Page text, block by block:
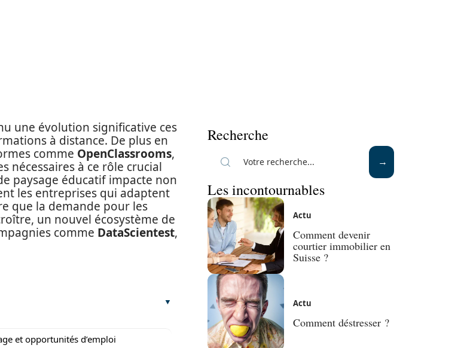
une évolution significative ces
à distance. De plus en
comme OpenClassrooms,
nécessaires à ce rôle crucial
paysage éducatif impacte non
les entreprises qui adaptent
que la demande pour les
un nouvel écosystème de
comme DataScientest,
et opportunités d’emploi
Recherche
Les incontournables
Actu
Comment devenir
courtier immobilier en
Suisse ?
Actu
Comment déstresser ?